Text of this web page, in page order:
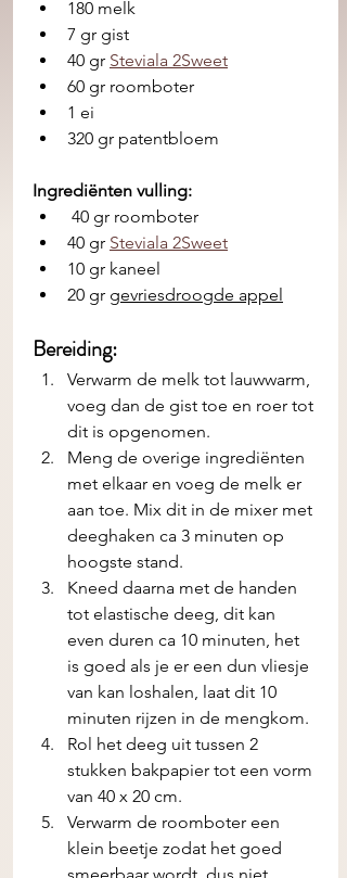
180 melk
7 gr gist
40 gr Steviala 2Sweet
60 gr roomboter
1 ei
320 gr patentbloem
Ingrediënten vulling:
40 gr roomboter
40 gr Steviala 2Sweet
10 gr kaneel
20 gr gevriesdroogde appel
Bereiding:
Verwarm de melk tot lauwwarm,
voeg dan de gist toe en roer tot
dit is opgenomen.
Meng de overige ingrediënten
met elkaar en voeg de melk er
aan toe. Mix dit in de mixer met
deeghaken ca 3 minuten op
hoogste stand.
Kneed daarna met de handen
tot elastische deeg, dit kan
even duren ca 10 minuten, het
is goed als je er een dun vliesje
van kan loshalen, laat dit 10
minuten rijzen in de mengkom.
Rol het deeg uit tussen 2
stukken bakpapier tot een vorm
van 40 x 20 cm.
Verwarm de roomboter een
klein beetje zodat het goed